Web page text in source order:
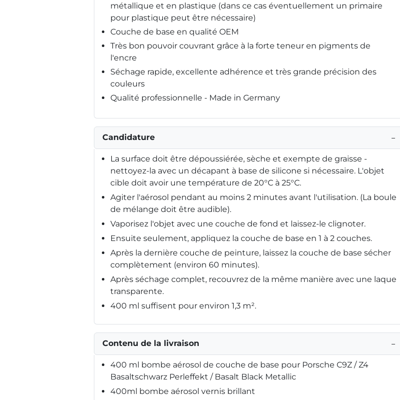
métallique et en plastique (dans ce cas éventuellement un primaire
pour plastique peut être nécessaire)
Couche de base en qualité OEM
Très bon pouvoir couvrant grâce à la forte teneur en pigments de
l'encre
Séchage rapide, excellente adhérence et très grande précision des
couleurs
Qualité professionnelle - Made in Germany
Candidature −
La surface doit être dépoussiérée, sèche et exempte de graisse -
nettoyez-la avec un décapant à base de silicone si nécessaire. L'objet
cible doit avoir une température de 20°C à 25°C.
Agiter l'aérosol pendant au moins 2 minutes avant l'utilisation. (La boule
de mélange doit être audible).
Vaporisez l'objet avec une couche de fond et laissez-le clignoter.
Ensuite seulement, appliquez la couche de base en 1 à 2 couches.
Après la dernière couche de peinture, laissez la couche de base sécher
complètement (environ 60 minutes).
Après séchage complet, recouvrez de la même manière avec une laque
transparente.
400 ml suffisent pour environ 1,3 m².
Contenu de la livraison −
400 ml bombe aérosol de couche de base pour Porsche C9Z / Z4
Basaltschwarz Perleffekt / Basalt Black Metallic
400ml bombe aérosol vernis brillant